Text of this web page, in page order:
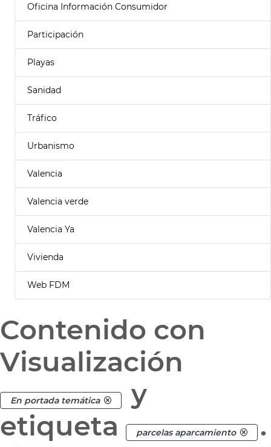
Oficina Información Consumidor
Participación
Playas
Sanidad
Tráfico
Urbanismo
Valencia
Valencia verde
Valencia Ya
Vivienda
Web FDM
Contenido con
Visualización
En portada temática
y
etiqueta
parcelas aparcamiento .